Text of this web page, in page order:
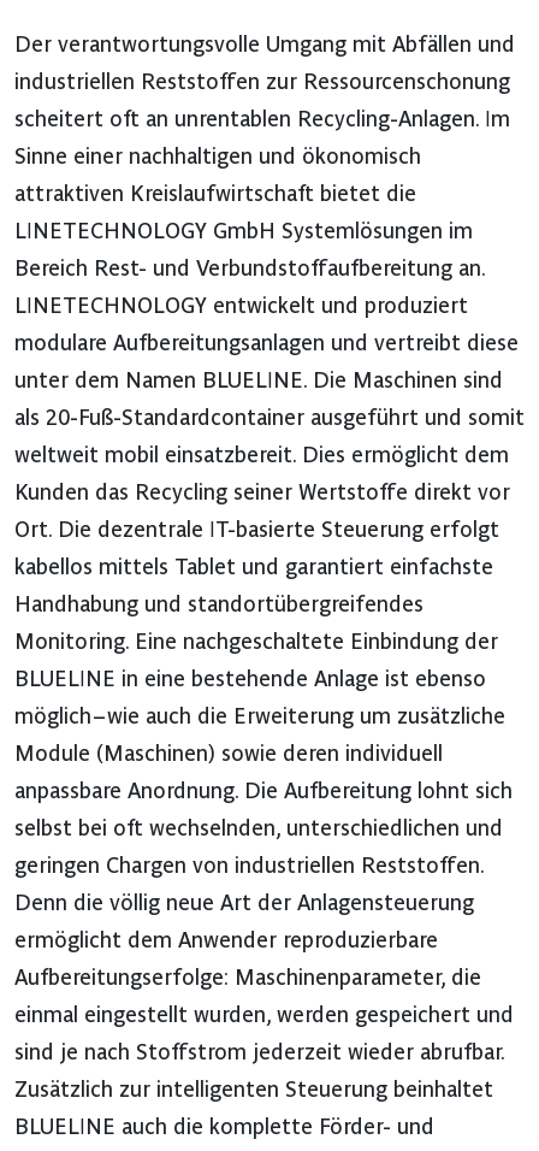
Der verantwortungsvolle Umgang mit Abfällen und
industriellen Reststoffen zur Ressourcenschonung
scheitert oft an unrentablen Recycling-Anlagen. Im
Sinne einer nachhaltigen und ökonomisch
attraktiven Kreislaufwirtschaft bietet die
LINETECHNOLOGY GmbH Systemlösungen im
Bereich Rest- und Verbundstoffaufbereitung an.
LINETECHNOLOGY entwickelt und produziert
modulare Aufbereitungsanlagen und vertreibt diese
unter dem Namen BLUELINE. Die Maschinen sind
als 20-Fuß-Standardcontainer ausgeführt und somit
weltweit mobil einsatzbereit. Dies ermöglicht dem
Kunden das Recycling seiner Wertstoffe direkt vor
Ort. Die dezentrale IT-basierte Steuerung erfolgt
kabellos mittels Tablet und garantiert einfachste
Handhabung und standortübergreifendes
Monitoring. Eine nachgeschaltete Einbindung der
BLUELINE in eine bestehende Anlage ist ebenso
möglich – wie auch die Erweiterung um zusätzliche
Module (Maschinen) sowie deren individuell
anpassbare Anordnung. Die Aufbereitung lohnt sich
selbst bei oft wechselnden, unterschiedlichen und
geringen Chargen von industriellen Reststoffen.
Denn die völlig neue Art der Anlagensteuerung
ermöglicht dem Anwender reproduzierbare
Aufbereitungserfolge: Maschinenparameter, die
einmal eingestellt wurden, werden gespeichert und
sind je nach Stoffstrom jederzeit wieder abrufbar.
Zusätzlich zur intelligenten Steuerung beinhaltet
BLUELINE auch die komplette Förder- und